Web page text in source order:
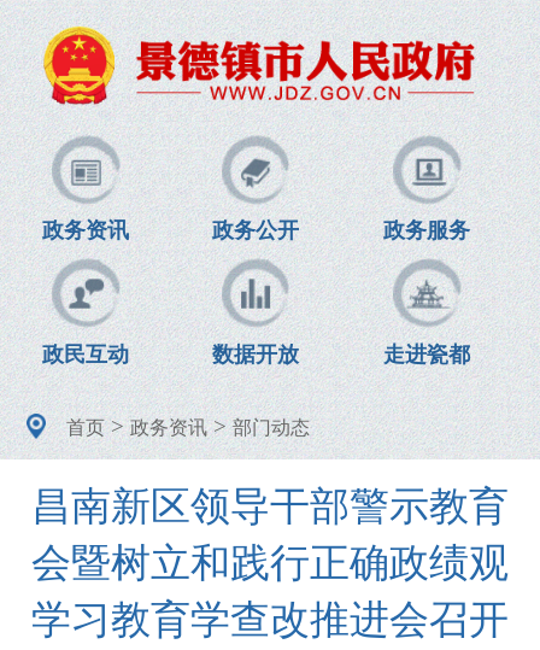
政务资讯 政务公开 政务服务
政民互动 数据开放 走进瓷都
首页>政务资讯>部门动态
昌南新区领导干部警示教育
会暨树立和践行正确政绩观
学习教育学查改推进会召开